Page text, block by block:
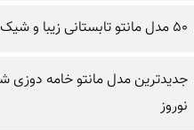
۵۰ مدل مانتو تابستانی زیبا و شیک ۲۰۲۲
نوروز